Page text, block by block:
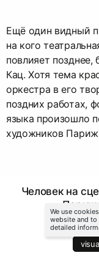
Ещё один видный
на кого
повлияет
Кац. Хотя тема
оркестра в его
поздних работах,
языка произошло
художников
Человек на
We use
website and to
detailed